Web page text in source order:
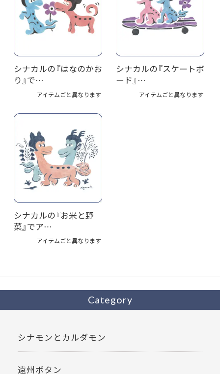
シナカルの『はなのかお
り』で…
アイテムごと異なります
シナカルの『スケートボ
ード』…
アイテムごと異なります
シナカルの『お米と野
菜』でア…
アイテムごと異なります
Category
シナモンとカルダモン
遠州ボタン